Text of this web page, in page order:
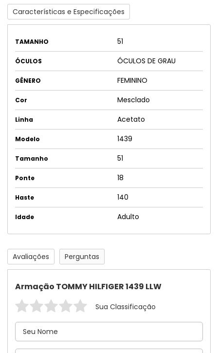
Características e Especificações
TAMANHO 51
ÓCULOS ÓCULOS DE GRAU
GÊNERO FEMININO
Cor Mesclado
Linha Acetato
Modelo 1439
Tamanho 51
Ponte 18
Haste 140
Idade Adulto
Avaliações Perguntas
Armação TOMMY HILFIGER 1439 LLW
Sua Classificação